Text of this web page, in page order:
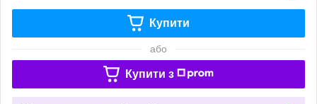
Купити
або
Купити з